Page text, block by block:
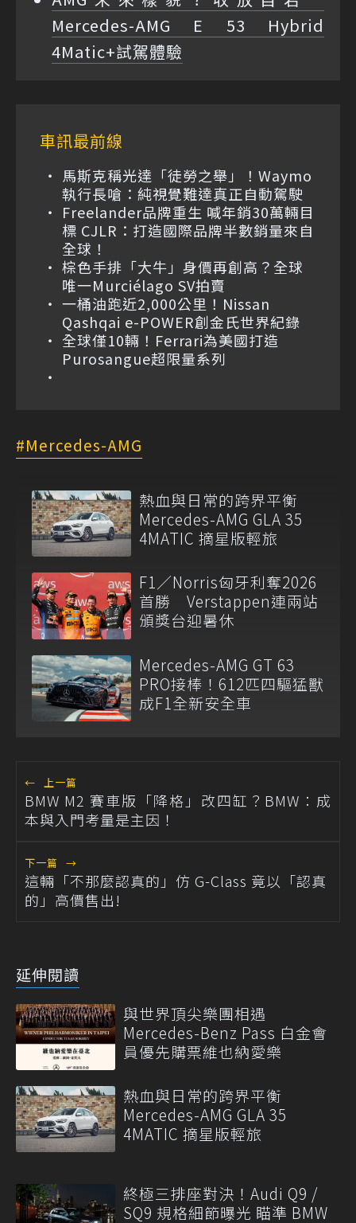
Mercedes-AMG E 53 Hybrid
4Matic+試駕體驗
車訊最前線
馬斯克稱光達「徒勞之舉」！Waymo
執行長嗆：純視覺難達真正自動駕駛
Freelander品牌重生 喊年銷30萬輛目
標 CJLR：打造國際品牌半數銷量來自
全球！
棕色手排「大牛」身價再創高？全球
唯一Murciélago SV拍賣
一桶油跑近2,000公里！Nissan
Qashqai e-POWER創金氏世界紀錄
全球僅10輛！Ferrari為美國打造
Purosangue超限量系列
Mercedes-AMG
熱血與日常的跨界平衡
Mercedes-AMG GLA 35
4MATIC 摘星版輕旅
F1／Norris匈牙利奪2026
首勝 Verstappen連兩站
頒獎台迎暑休
Mercedes-AMG GT 63
PRO接棒！612匹四驅猛獸
成F1全新安全車
← 上一篇
BMW M2 賽車版「降格」改四缸？BMW：成
本與入門考量是主因！
下一篇 →
這輛「不那麼認真的」仿 G-Class 竟以「認真
的」高價售出!
延伸閱讀
與世界頂尖樂團相遇
Mercedes-Benz Pass 白金會
員優先購票維也納愛樂
熱血與日常的跨界平衡
Mercedes-AMG GLA 35
4MATIC 摘星版輕旅
終極三排座對決！Audi Q9 /
SQ9 規格細節曝光 瞄準 BMW